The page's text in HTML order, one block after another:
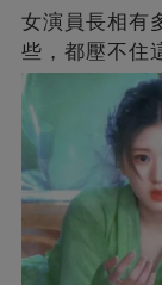
女演員長相有
些，都壓不住